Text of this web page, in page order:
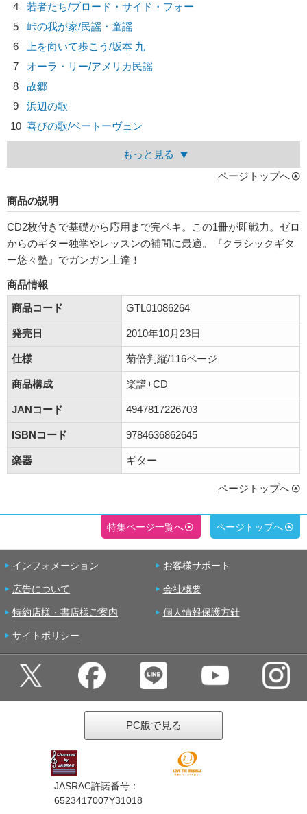
4
若者たち/ブロード・サイド・フォー
5
峠の我が家/民謡・童謡
6
上を向いて歩こう/坂本 九
7
オーラ・リー/アメリカ民謡
8
故郷
9
浜辺の歌
10 喜びの歌/ベートーヴェン
もっと見る
ページトップへ
商品の説明
CD2枚付きで基礎から応用まで完ペキ。この1冊が即戦力。ゼロ
からのギター独学やレッスンの補間に最適。『クラシックギタ
ー悠々塾』でガンガン上達！
商品情報
商品コード
GTL01086264
発売日 2010年10月23日
仕様 菊倍判縦/116ページ
商品構成 楽譜+CD
JANコード 4947817226703
ISBNコード 9784636862645
楽器 ギター
ページトップへ
特集ページ一覧へ ページトップへ
インフォメーション お客様サポート
広告について 会社概要
特約店様・書店様ご案内 個人情報保護方針
サイトポリシー
PC版で見る
JASRAC許諾番号：
6523417007Y31018